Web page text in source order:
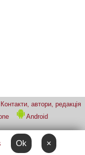
Контакти, автори, редакція
Android
Ok ×